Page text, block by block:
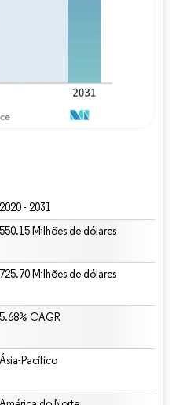
2020 - 2031
550.15 Milhões de dólares
725.70 Milhões de dólares
5.68% CAGR
Ásia-Pacífico